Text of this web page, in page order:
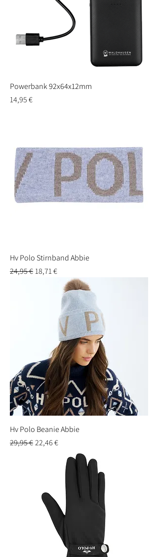
Powerbank 92x64x12mm
Preis
14,95 €
Hv Polo Stirnband Abbie
Standardpreis
24,95 € Sale-Preis
18,71 €
Hv Polo Beanie Abbie
Standardpreis
29,95 €Sale-Preis
22,46 €